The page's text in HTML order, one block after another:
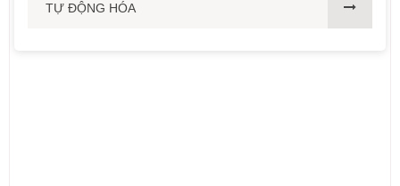
TỰ ĐỘNG HÓA